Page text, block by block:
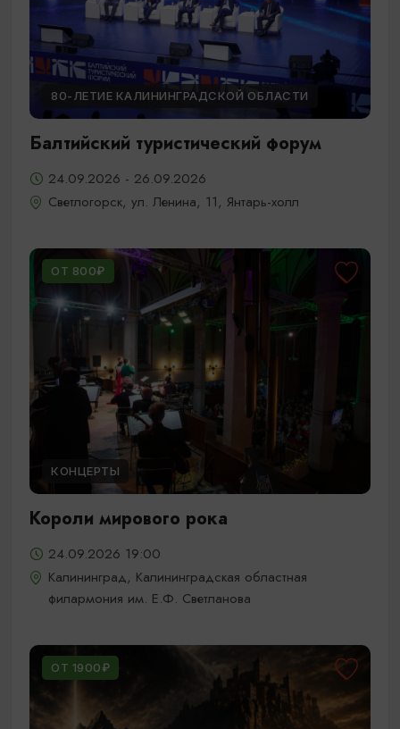
80-ЛЕТИЕ КАЛИНИНГРАДСКОЙ ОБЛАСТИ
Балтийский туристический форум
24.09.2026 - 26.09.2026
Светлогорск, ул. Ленина, 11, Янтарь-холл
ОТ 800₽
КОНЦЕРТЫ
Короли мирового рока
24.09.2026 19:00
Калининград, Калининградская областная
филармония им. Е.Ф. Светланова
ОТ 1900₽